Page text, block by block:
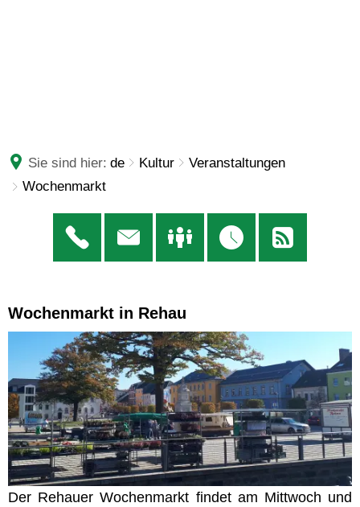
Sie sind hier: de Kultur
Veranstaltungen
Wochenmarkt
Wochenmarkt in Rehau
Der Rehauer Wochenmarkt findet am Mittwoch und